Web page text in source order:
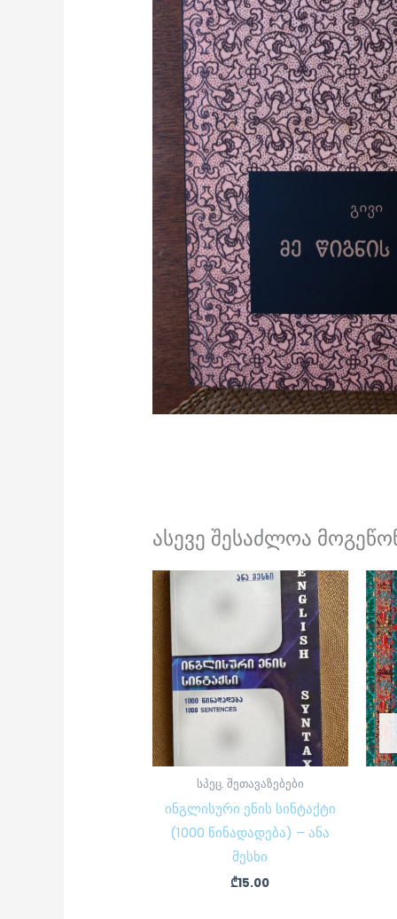
ასევე შესაძლოა
სპეც. შეთავაზებები
ინგლისური ენის სინტაქტი
(1000 წინადადება) – ანა
მესხი
₾15.00